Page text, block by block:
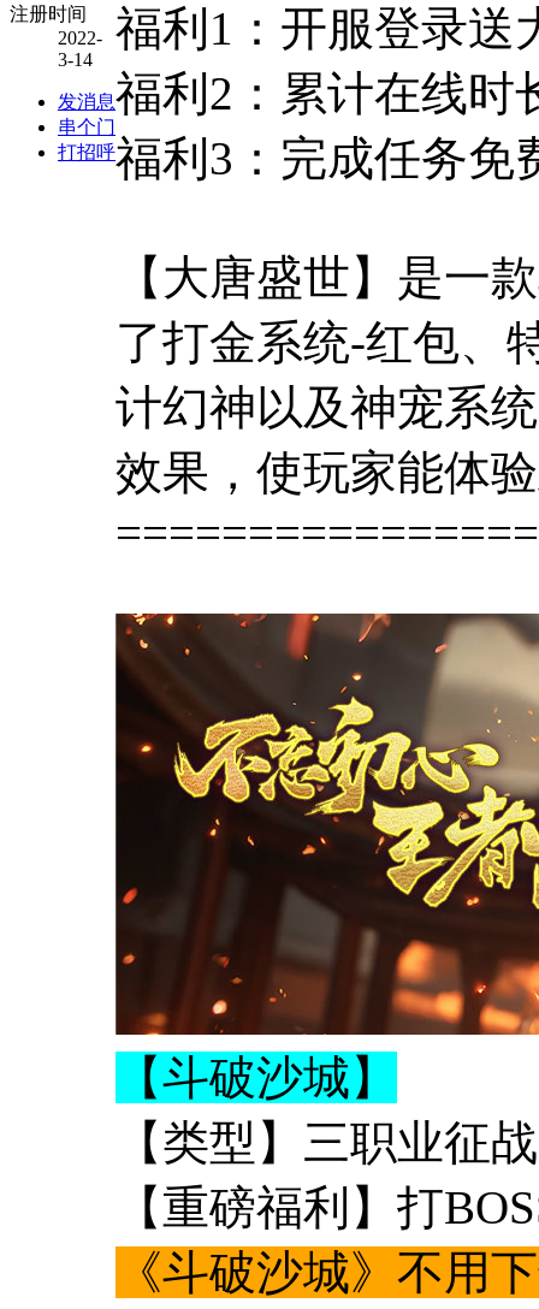
注册时间
2022-
3-14
发消息
串个门
打招呼
福利1：开服登录送
福利2：累计在线时
福利3：完成任务免
【大唐盛世】是一
了打金系统-红包、
计幻神以及神宠系
效果，使玩家能体
【斗破沙城】
【类型】三职业征
【重磅福利】打
《斗破沙城》不用